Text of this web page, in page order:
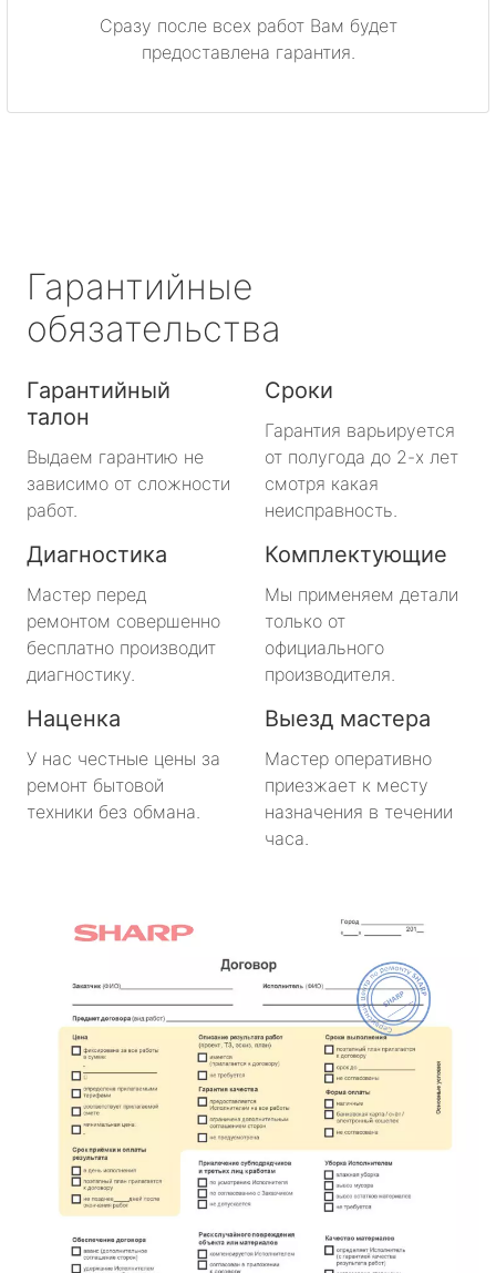
Сразу после всех работ Вам будет
предоставлена гарантия.
Гарантийные
обязательства
Гарантийный
талон
Выдаем гарантию не
зависимо от сложности
работ.
Сроки
Гарантия варьируется
от полугода до 2-х лет
смотря какая
неисправность.
Диагностика
Мастер перед
ремонтом совершенно
бесплатно производит
диагностику.
Комплектующие
Мы применяем детали
только от
официального
производителя.
Наценка
У нас честные цены за
ремонт бытовой
техники без обмана.
Выезд мастера
Мастер оперативно
приезжает к месту
назначения в течении
часа.